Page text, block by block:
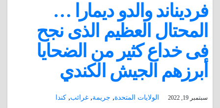
فرديناند والدو ديمارا …
المحتال العظيم الذى نجح
فى خداع كثير من الضحايا
أبرزهم الجيش الكندي
سبتمبر 19, 2022 الولايات المتحدة, جريمة, غرائب, كندا